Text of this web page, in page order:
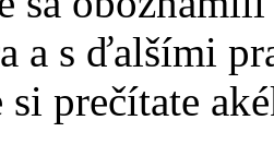
a s ďalšími
si prečítate